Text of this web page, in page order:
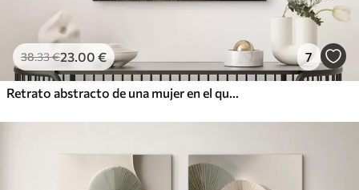
38.33€23.00 € 7
Retrato abstracto de una mujer en el que destacan los ojos y los labios cerrados, realizado en tonos blanco y negro con dinámicas pinceladas de colores cálidos